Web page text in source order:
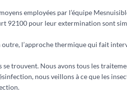
employées par l’équipe
92100 pour leur extermination sont
l’approche thermique qui fait
trouvent. Nous avons tous les
nous veillons à ce que les